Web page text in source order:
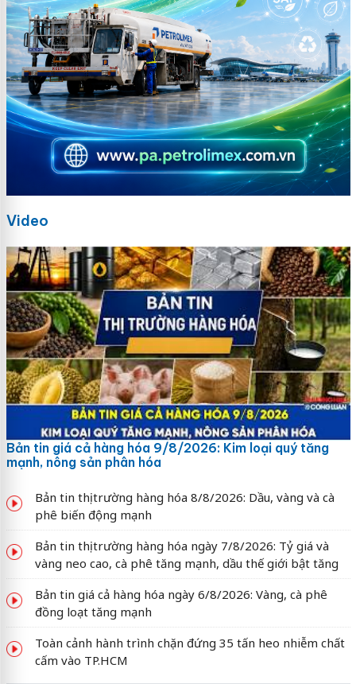
Video
Bản tin giá cả hàng hóa 9/8/2026: Kim loại quý tăng
mạnh, nông sản phân hóa
Bản tin thị trường hàng hóa 8/8/2026: Dầu, vàng và cà
phê biến động mạnh
Bản tin thị trường hàng hóa ngày 7/8/2026: Tỷ giá và
vàng neo cao, cà phê tăng mạnh, dầu thế giới bật tăng
Bản tin giá cả hàng hóa ngày 6/8/2026: Vàng, cà phê
đồng loạt tăng mạnh
Toàn cảnh hành trình chặn đứng 35 tấn heo nhiễm chất
cấm vào TP.HCM